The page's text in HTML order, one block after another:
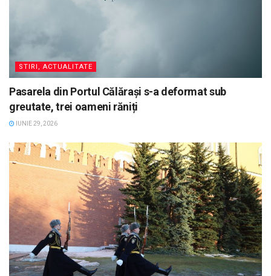
STIRI, ACTUALITATE
Pasarela din Portul Călărași s-a deformat sub
greutate, trei oameni răniți
IUNIE 29, 2026